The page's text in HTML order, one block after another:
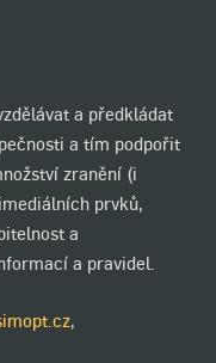
a předkládat
a tím podpořit
zranění (i
prvků,
a
a pravidel.
,